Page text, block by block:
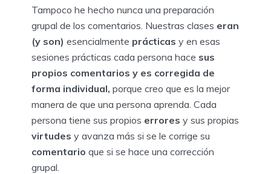
Tampoco he hecho nunca una preparación
grupal de los comentarios. Nuestras clases eran
(y son) esencialmente prácticas y en esas
sesiones prácticas cada persona hace sus
propios comentarios y es corregida de
forma individual, porque creo que es la mejor
manera de que una persona aprenda. Cada
persona tiene sus propios errores y sus propias
virtudes y avanza más si se le corrige su
comentario que si se hace una corrección
grupal.